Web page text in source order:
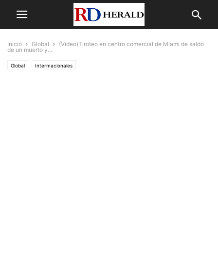
Inicio Global
(Video)Tiroteo en centro comercial de Miami de saldo
de un muerto y...
Global Intermacionales